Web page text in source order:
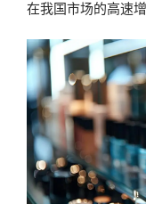
在我国市场的高速